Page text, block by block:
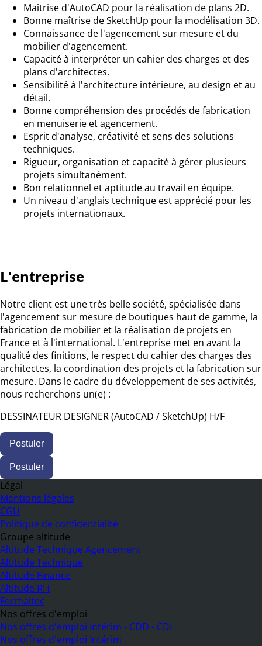
Maîtrise d'AutoCAD pour la réalisation de plans 2D.
Bonne maîtrise de SketchUp pour la modélisation 3D.
Connaissance de l'agencement sur mesure et du
mobilier d'agencement.
Capacité à interpréter un cahier des charges et des
plans d'architectes.
Sensibilité à l'architecture intérieure, au design et au
détail.
Bonne compréhension des procédés de fabrication
en menuiserie et agencement.
Esprit d'analyse, créativité et sens des solutions
techniques.
Rigueur, organisation et capacité à gérer plusieurs
projets simultanément.
Bon relationnel et aptitude au travail en équipe.
Un niveau d'anglais technique est apprécié pour les
projets internationaux.
L'entreprise
Notre client est une très belle société, spécialisée dans
l'agencement sur mesure de boutiques haut de gamme, la
fabrication de mobilier et la réalisation de projets en
France et à l'international. L'entreprise met en avant la
qualité des finitions, le respect du cahier des charges des
architectes, la coordination des projets et la fabrication sur
mesure. Dans le cadre du développement de ses activités,
nous recherchons un(e) :
DESSINATEUR DESIGNER (AutoCAD / SketchUp) H/F
Postuler
Postuler
Légal
Mentions légales
CGU
Politique de confidentialité
Groupe altitude
Altitude Technique Agencement
Altitude Technique
Altitude Finance
Altitude RH
Formaltec
Nos offres d'emploi
Nos offres d'emploi Intérim - CDD - CDI
Nos offres d'emploi Intérim